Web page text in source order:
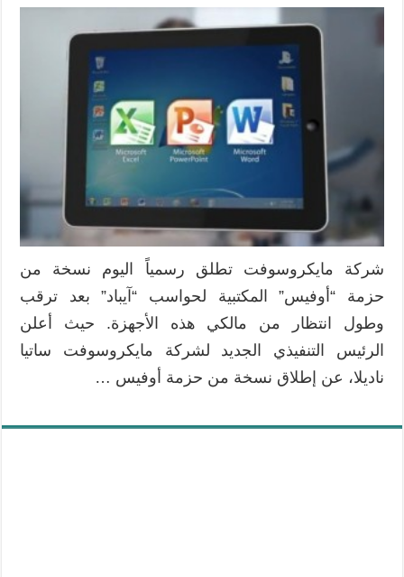
شركة مايكروسوفت تطلق رسمياً اليوم نسخة من
حزمة “أوفيس” المكتبية لحواسب “آيباد” بعد ترقب
وطول انتظار من مالكي هذه الأجهزة. حيث أعلن
الرئيس التنفيذي الجديد لشركة مايكروسوفت ساتيا
ناديلا، عن إطلاق نسخة من حزمة أوفيس …